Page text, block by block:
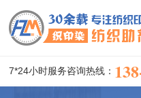
7*24小时服务咨询热线：